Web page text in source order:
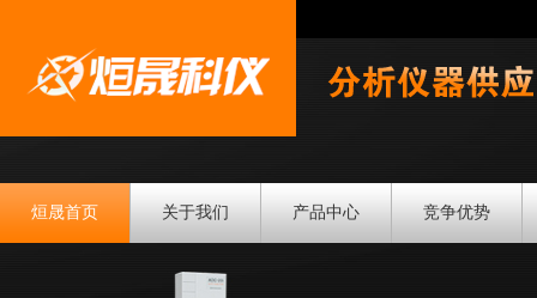
烜晟首页 关于我们 产品中心 竞争优势